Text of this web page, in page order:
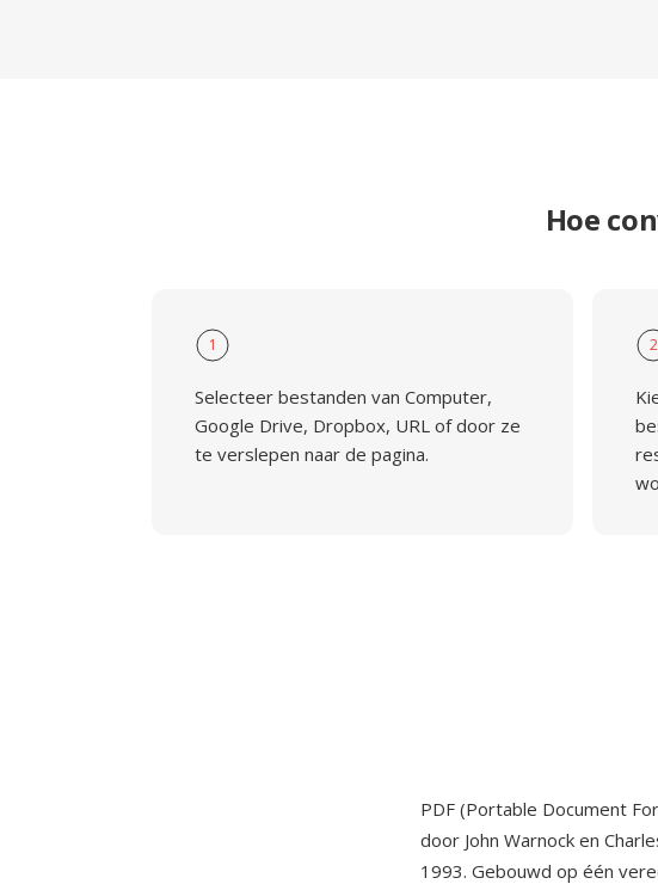
Hoe
1
Selecteer bestanden van Computer,
Google Drive, Dropbox, URL of door ze
te verslepen naar de pagina.
2
PDF (Portable Document
door John Warnock en
1993. Gebouwd op één